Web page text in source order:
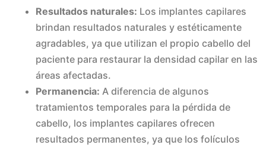
Resultados naturales: Los implantes capilares
brindan resultados naturales y estéticamente
agradables, ya que utilizan el propio cabello del
paciente para restaurar la densidad capilar en las
áreas afectadas.
Permanencia: A diferencia de algunos
tratamientos temporales para la pérdida de
cabello, los implantes capilares ofrecen
resultados permanentes, ya que los folículos